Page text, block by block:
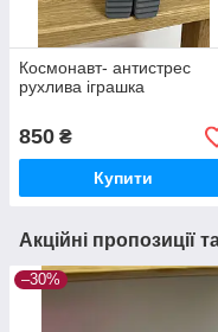
Космонавт- антистрес
рухлива іграшка
850 ₴
Купити
Акційні пропозиції
–30%